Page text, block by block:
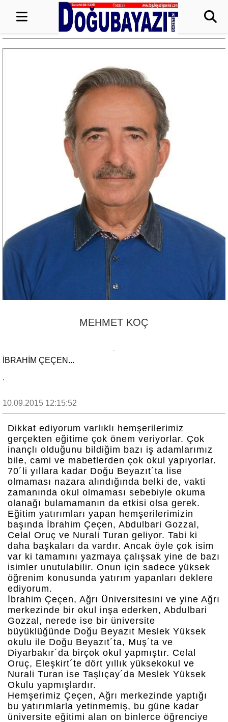
MEHMET KOÇ
İBRAHİM ÇEÇEN...
.
10.09.2015 12:15:52
Dikkat ediyorum varlıklı hemşerilerimiz
gerçekten eğitime çok önem veriyorlar. Çok
inançlı olduğunu bildiğim bazı iş adamlarımız
bile, cami ve mabetlerden çok okul yapıyorlar.
70´li yıllara kadar Doğu Beyazıt´ta lise
olmaması nazara alındığında belki de, vakti
zamanında okul olmaması sebebiyle okuma
olanağı bulamamanın da etkisi olsa gerek.
Eğitim yatırımları yapan hemşerilerimizin
başında İbrahim Çeçen, Abdulbari Gozzal,
Celal Oruç ve Nurali Turan geliyor. Tabi ki
daha başkaları da vardır. Ancak öyle çok isim
var ki tamamını yazmaya çalışsak yine de bazı
isimler unutulabilir. Onun için sadece yüksek
öğrenim konusunda yatırım yapanları deklere
ediyorum.
İbrahim Çeçen, Ağrı Üniversitesini ve yine Ağrı
merkezinde bir okul inşa ederken, Abdulbari
Gozzal, nerede ise bir üniversite
büyüklüğünde Doğu Beyazıt Meslek Yüksek
okulu ile Doğu Beyazıt´ta, Muş´ta ve
Diyarbakır´da birçok okul yapmıştır. Celal
Oruç, Eleşkirt´te dört yıllık yüksekokul ve
Nurali Turan ise Taşlıçay´da Meslek Yüksek
Okulu yapmışlardır.
Hemşerimiz Çeçen, Ağrı merkezinde yaptığı
bu yatırımlarla yetinmemiş, bu güne kadar
üniversite eğitimi alan on binlerce öğrenciye